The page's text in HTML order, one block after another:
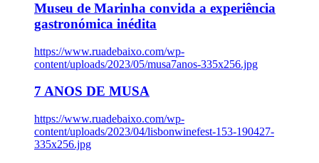
Museu de Marinha convida a experiência
gastronómica inédita
https://www.ruadebaixo.com/wp-
content/uploads/2023/05/musa7anos-335x256.jpg
7 ANOS DE MUSA
https://www.ruadebaixo.com/wp-
content/uploads/2023/04/lisbonwinefest-153-190427-
335x256.jpg